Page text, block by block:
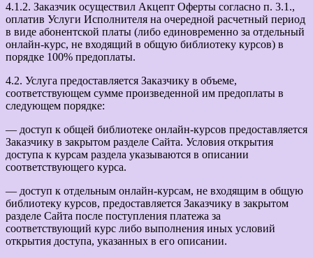
4.1.2. Заказчик осуществил Акцепт Оферты согласно п. 3.1.,
оплатив Услуги Исполнителя на очередной расчетный период
в виде абонентской платы (либо единовременно за отдельный
онлайн-курс, не входящий в общую библиотеку курсов) в
порядке 100% предоплаты.
4.2. Услуга предоставляется Заказчику в объеме,
соответствующем сумме произведенной им предоплаты в
следующем порядке:
— доступ к общей библиотеке онлайн-курсов предоставляется
Заказчику в закрытом разделе Сайта. Условия открытия
доступа к курсам раздела указываются в описании
соответствующего курса.
— доступ к отдельным онлайн-курсам, не входящим в общую
библиотеку курсов, предоставляется Заказчику в закрытом
разделе Сайта после поступления платежа за
соответствующий курс либо выполнения иных условий
открытия доступа, указанных в его описании.